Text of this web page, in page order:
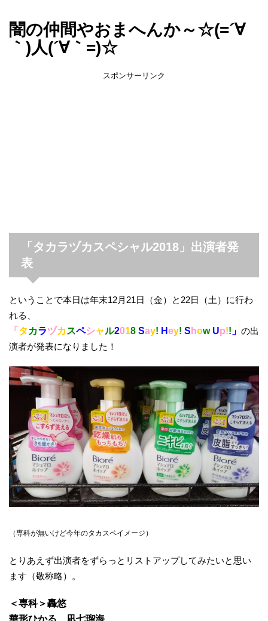
闇の仲間やおまへんか～☆(=´∀
｀)人(´∀｀=)☆
スポンサーリンク
「タカラヅカスペシャル2018」出演者発
表
ということで本日は年末12月21日（金）と22日（土）に行わ
れる、
「 タ カラヅカスペシャル2018 Say! Hey! S how Up!! 」 の出
演者が発表になりました！
（専科が無いけど今年のタカスペイメージ）
とりあえず出演者をずらっとリストアップしてみたいと思い
ます（敬称略）。
＜専科＞轟悠